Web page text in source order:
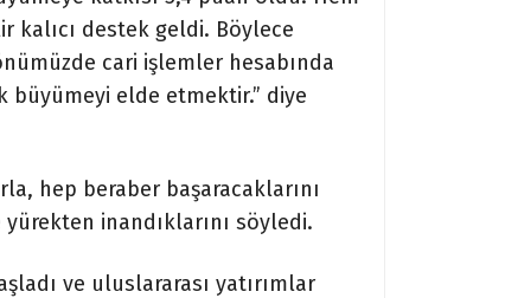
kalıcı destek geldi. Böylece
cari işlemler hesabında
büyümeyi elde etmektir.” diye
hep beraber başaracaklarını
inandıklarını söyledi.
ve uluslararası yatırımlar